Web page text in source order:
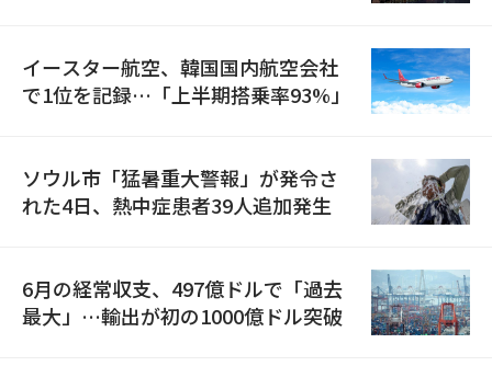
イースター航空、韓国国内航空会社
で1位を記録…「上半期搭乗率93%」
ソウル市「猛暑重大警報」が発令さ
れた4日、熱中症患者39人追加発生
6月の経常収支、497億ドルで「過去
最大」…輸出が初の1000億ドル突破